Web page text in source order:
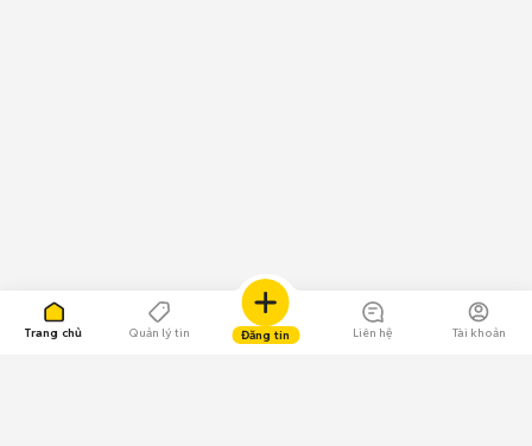
Trang chủ Quản lý tin Đăng tin Liên hệ Tài khoản